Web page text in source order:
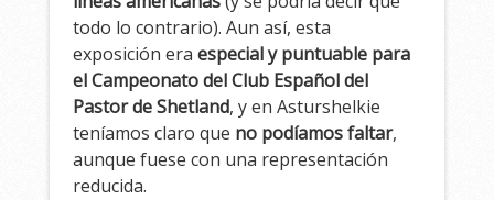
todo lo contrario). Aun así, esta
exposición eraespecial y puntuable para
el Campeonato del Club Español del
Pastor de Shetland, y en Asturshelkie
teníamos claro que no podíamos faltar,
aunque fuese con una representación
reducida.